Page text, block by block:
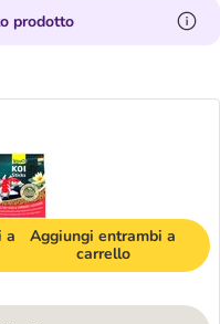
prodotto
a
Aggiungi entrambi a
carrello